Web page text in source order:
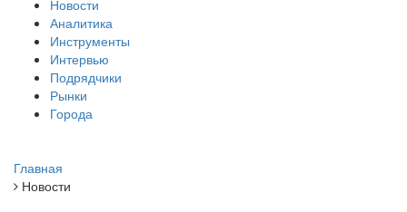
Новости
Аналитика
Инструменты
Интервью
Подрядчики
Рынки
Города
Главная
Новости